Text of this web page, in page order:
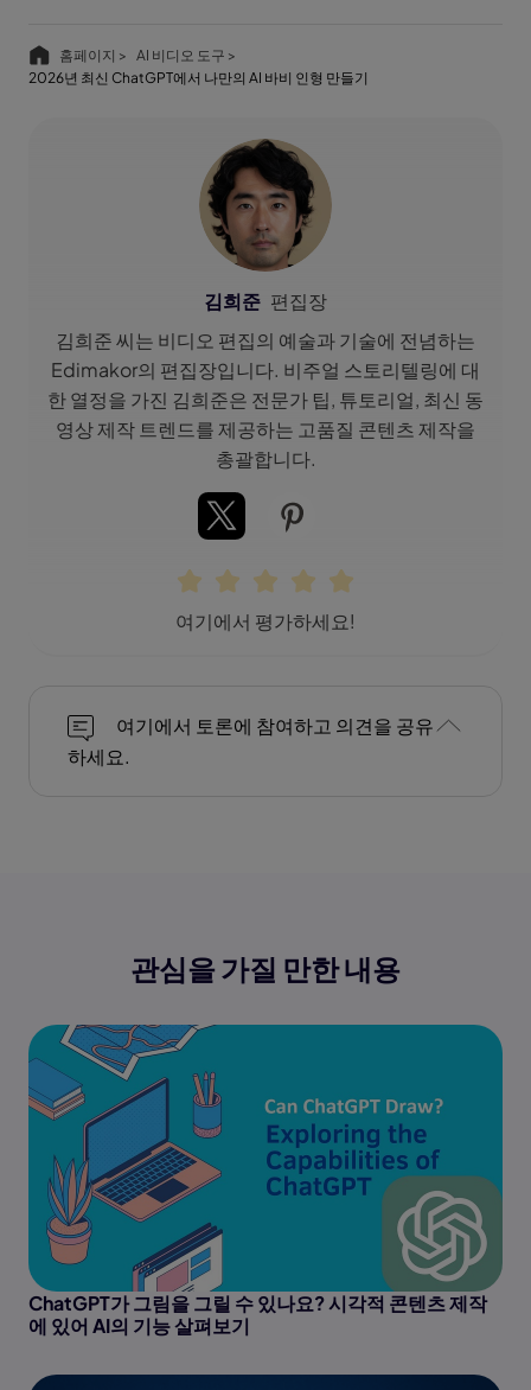
홈페이지 > AI 비디오 도구 >
2026년 최신 ChatGPT에서 나만의 AI 바비 인형 만들기
김희준 편집장
김희준 씨는 비디오 편집의 예술과 기술에 전념하는
Edimakor의 편집장입니다. 비주얼 스토리텔링에 대
한 열정을 가진 김희준은 전문가 팁, 튜토리얼, 최신 동
영상 제작 트렌드를 제공하는 고품질 콘텐츠 제작을
총괄합니다.
여기에서 평가하세요!
여기에서 토론에 참여하고 의견을 공유
하세요.
관심을 가질 만한 내용
ChatGPT가 그림을 그릴 수 있나요? 시각적 콘텐츠 제작
에 있어 AI의 기능 살펴보기